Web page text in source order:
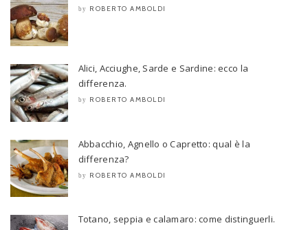
by ROBERTO AMBOLDI
Alici, Acciughe, Sarde e Sardine: ecco la
differenza.
by ROBERTO AMBOLDI
Abbacchio, Agnello o Capretto: qual è la
differenza?
by ROBERTO AMBOLDI
Totano, seppia e calamaro: come distinguerli.